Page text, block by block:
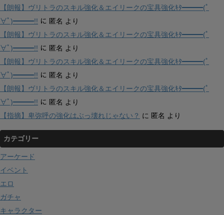
【朗報】ヴリトラのスキル強化＆エイリークの宝具強化ｷﾀ━━━(ﾟ
∀ﾟ)━━━!! に 匿名 より
【朗報】ヴリトラのスキル強化＆エイリークの宝具強化ｷﾀ━━━(ﾟ
∀ﾟ)━━━!! に 匿名 より
【朗報】ヴリトラのスキル強化＆エイリークの宝具強化ｷﾀ━━━(ﾟ
∀ﾟ)━━━!! に 匿名 より
【朗報】ヴリトラのスキル強化＆エイリークの宝具強化ｷﾀ━━━(ﾟ
∀ﾟ)━━━!! に 匿名 より
【指摘】卑弥呼の強化はぶっ壊れじゃない？ に 匿名 より
カテゴリー
アーケード
イベント
エロ
ガチャ
キャラクター